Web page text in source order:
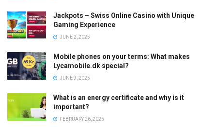
Jackpots – Swiss Online Casino with Unique
Gaming Experience
JUNE 2, 2025
Mobile phones on your terms: What makes
Lycamobile.dk special?
JUNE 9, 2025
What is an energy certificate and why is it
important?
FEBRUARY 26, 2025